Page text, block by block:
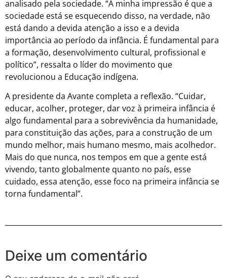
analisado pela sociedade. “A minha impressão é que a
sociedade está se esquecendo disso, na verdade, não
está dando a devida atenção a isso e a devida
importância ao período da infância. É fundamental para
a formação, desenvolvimento cultural, profissional e
político”, ressalta o líder do movimento que
revolucionou a Educação indígena.
A presidente da Avante completa a reflexão. “Cuidar,
educar, acolher, proteger, dar voz à primeira infância é
algo fundamental para a sobrevivência da humanidade,
para constituição das ações, para a construção de um
mundo melhor, mais humano mesmo, mais acolhedor.
Mais do que nunca, nos tempos em que a gente está
vivendo, tanto globalmente quanto no país, esse
cuidado, essa atenção, esse foco na primeira infância se
torna fundamental”.
Deixe um comentário